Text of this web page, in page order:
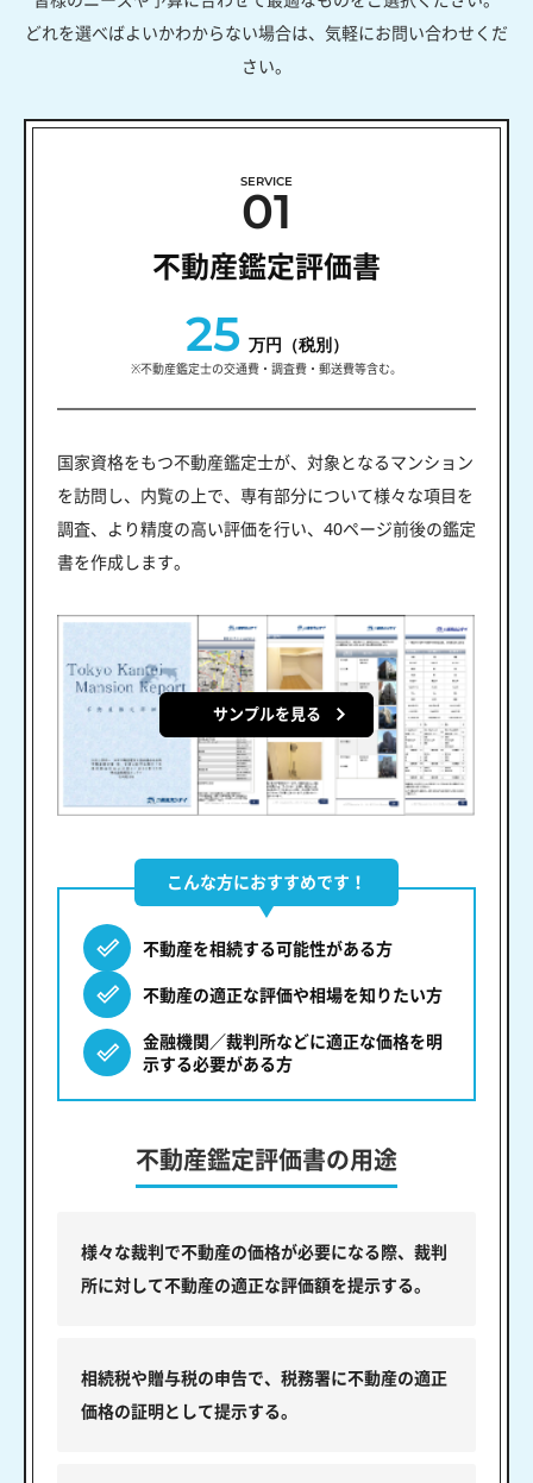
どれを選べばよいかわからない場合は、気軽にお問い合わせくだ
さい。
SERVICE
01
不動産鑑定評価書
25 万円（税別）
※不動産鑑定士の交通費・調査費・郵送費等含む。
国家資格をもつ不動産鑑定士が、対象となるマンション
を訪問し、内覧の上で、専有部分について様々な項目を
調査、より精度の高い評価を行い、40ページ前後の鑑定
書を作成します。
サンプルを見る
こんな方におすすめです！
不動産を相続する可能性がある方
不動産の適正な評価や相場を知りたい方
金融機関／裁判所などに適正な価格を明
示する必要がある方
不動産鑑定評価書の用途
様々な裁判で不動産の価格が必要になる際、裁判
所に対して不動産の適正な評価額を提示する。
相続税や贈与税の申告で、税務署に不動産の適正
価格の証明として提示する。